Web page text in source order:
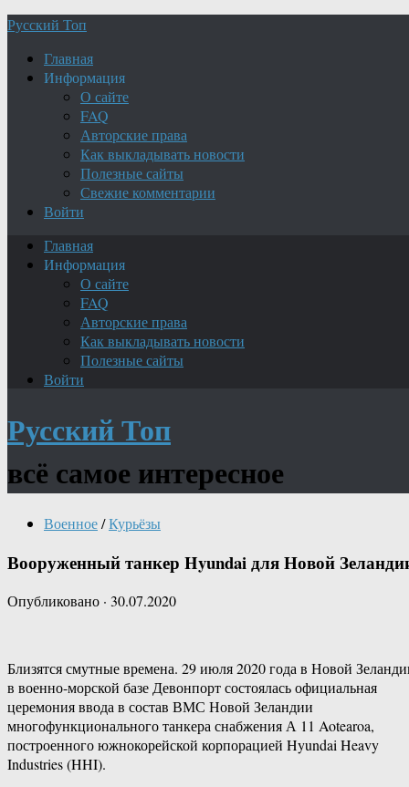
Русский Топ
Главная
Информация
О сайте
FAQ
Авторские права
Как выкладывать новости
Полезные сайты
Свежие комментарии
Войти
Главная
Информация
О сайте
FAQ
Авторские права
Как выкладывать новости
Полезные сайты
Войти
Русский Топ
всё самое интересное
Военное/Курьёзы
Вооруженный танкер Hyundai для Новой
Опубликовано · 30.07.2020
Близятся смутные времена. 29 июля 2020 года в Новой
в военно-морской базе Девонпорт состоялась официальная
церемония ввода в состав ВМС Новой Зеландии
многофункционального танкера снабжения А 11 Aotearoa,
построенного южнокорейской корпорацией Hyundai Heavy
Industries (HHI).